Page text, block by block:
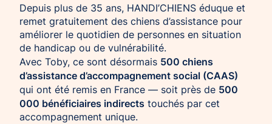
Depuis plus de 35 ans, HANDI’CHIENS éduque et
remet gratuitement des chiens d’assistance pour
améliorer le quotidien de personnes en situation
de handicap ou de vulnérabilité.
Avec Toby, ce sont désormais 500 chiens
d’assistance d’accompagnement social (CAAS)
qui ont été remis en France — soit près de 500
000 bénéficiaires indirects touchés par cet
accompagnement unique.